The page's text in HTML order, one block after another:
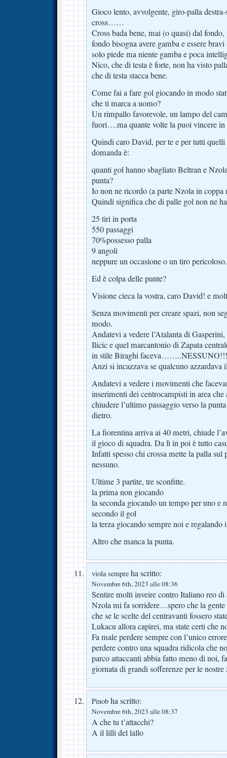
Gioco lento, avvolgente, giro-palla
cross……
Cross bada bene, mai (o quasi) dal
fondo bisogna avere gamba e essere
solo piede ma niente gamba e poca
Nico, che di testa è forte, non ha visto
che di testa stacca bene.
Come fai a fare gol giocando in modo
che ti marca a uomo?
Un rimpallo favorevole, un lampo del
fuori….ma quante volte la puoi vincere in
Quindi caro David, per te e per tutti quelli
domanda è:
quanti gol hanno sbagliato Beltran e
punta?
Io non ne ricordo (a parte Nzola in coppa
Quindi significa che di palle gol non ne
25 tiri in porta
550 passaggi
70%possesso palla
9 angoli
neppure un occasione o un tiro pericoloso.
Ed è colpa delle punte?
Visione cieca la vostra, caro David! e
Senza movimenti per creare spazi, non
modo.
Andatevi a vedere l’Atalanta di
Ilicic e quel marcantonio di Zapata
in stile Biraghi
Anzi si incazzava se qualcuno azzardava
Andatevi a vedere i movimenti che
inserimenti dei centrocampisti in area
chiudere l’ultimo passaggio verso la
dietro.
La fiorentina arriva ai 40 metri, chiude
il gioco di squadra. Da lì in poi è tutto
Infatti spesso chi crossa mette la palla sul
nessuno.
Ultime 3 partite, tre sconfitte.
la prima non giocando
la seconda giocando un tempo per uno e
secondo il gol
la terza giocando sempre noi e
Altro che manca la punta.
viola sempre ha scritto:
Novembre 6th, 2023 alle 08:36
Sentire molti inveire contro Italiano reo
Nzola mi fa sorridere…spero che la
che se le scelte del centravanti fossero
Lukacu allora capirei, ma state certi che
Fa male perdere sempre con l’unico
perdere contro una squadra ridicola che
parco attaccanti abbia fatto meno di noi,
giornata di grandi sofferenze per le nostre
Pinob ha scritto:
Novembre 6th, 2023 alle 08:37
A che tu t’attacchi?
A il lilli del lallo